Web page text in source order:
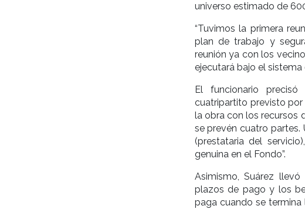
universo estimado de
“Tuvimos la primera
plan de trabajo y
reunión ya con los
ejecutará bajo el
El funcionario
cuatripartito previsto por
la obra con los recursos
se prevén cuatro partes.
(prestataria del
genuina en el Fondo”.
Asimismo, Suárez
plazos de pago y los
paga cuando se termina